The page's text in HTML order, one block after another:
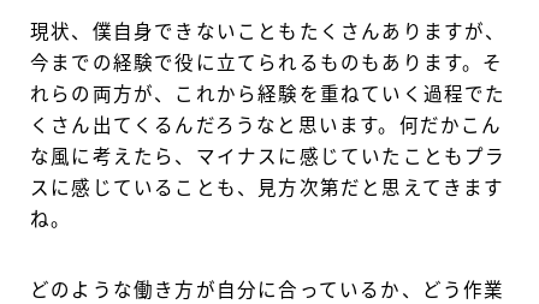
現状、僕自身できないこともたくさんありますが、
今までの経験で役に立てられるものもあります。そ
れらの両方が、これから経験を重ねていく過程でた
くさん出てくるんだろうなと思います。何だかこん
な風に考えたら、マイナスに感じていたこともプラ
スに感じていることも、見方次第だと思えてきます
ね。
どのような働き方が自分に合っているか、どう作業